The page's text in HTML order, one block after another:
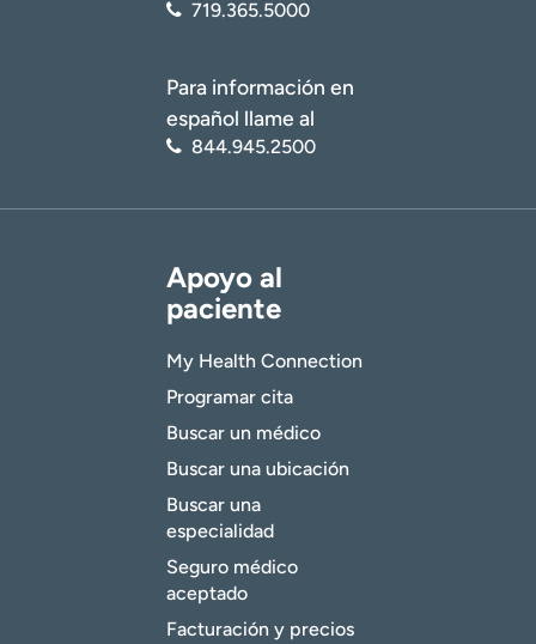
719.365.5000
Para información en
español llame al
844.945.2500
Apoyo al
paciente
My Health Connection
Programar cita
Buscar un médico
Buscar una ubicación
Buscar una
especialidad
Seguro médico
aceptado
Facturación y precios